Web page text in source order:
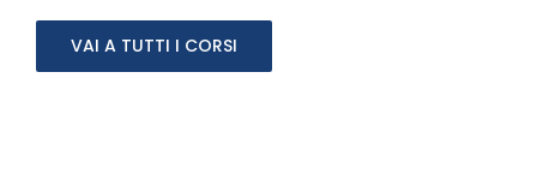
VAI A TUTTI I CORSI